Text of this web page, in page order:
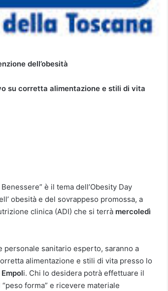
dell’obesità
su corretta alimentazione e stili di vita
è il tema dell’Obesity Day
obesità e del sovrappeso promossa, a
clinica (ADI) che si terrà mercoledì
personale sanitario esperto, saranno a
alimentazione e stili di vita presso lo
i. Chi lo desidera potrà effettuare il
forma” e ricevere materiale